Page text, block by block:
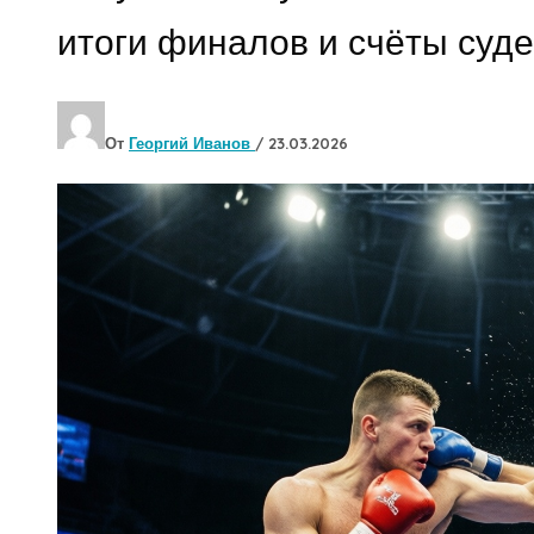
итоги финалов и счёты
От Георгий Иванов / 23.03.2026